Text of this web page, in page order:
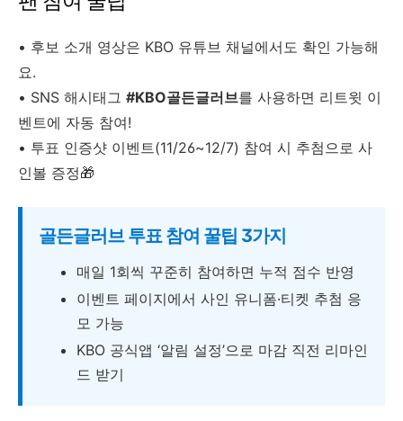
• 후보 소개 영상은 KBO 유튜브 채널에서도 확인 가능해
요.
• SNS 해시태그 #KBO골든글러브를 사용하면 리트윗 이
벤트에 자동 참여!
• 투표 인증샷 이벤트(11/26~12/7) 참여 시 추첨으로 사
인볼 증정🎁
골든글러브 투표 참여 꿀팁 3가지
매일 1회씩 꾸준히 참여하면 누적 점수 반영
이벤트 페이지에서 사인 유니폼·티켓 추첨 응
모 가능
KBO 공식앱 ‘알림 설정’으로 마감 직전 리마인
드 받기